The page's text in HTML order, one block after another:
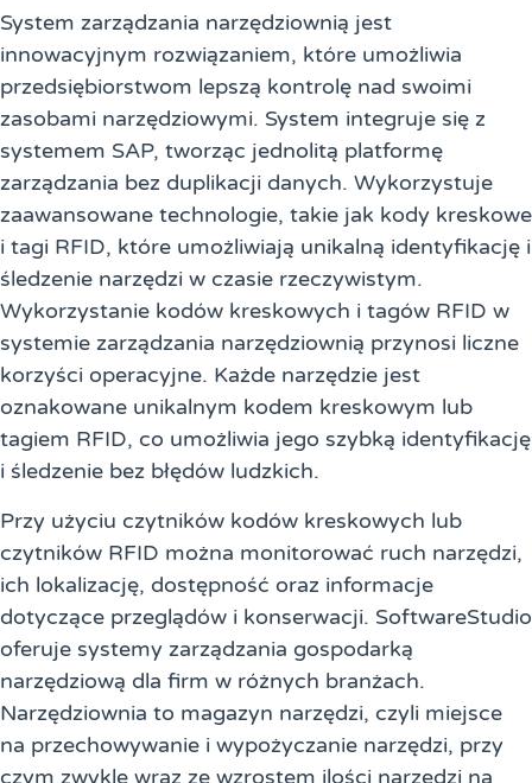
System zarządzania narzędziownią jest
innowacyjnym rozwiązaniem, które umożliwia
przedsiębiorstwom lepszą kontrolę nad swoimi
zasobami narzędziowymi. System integruje się z
systemem SAP, tworząc jednolitą platformę
zarządzania bez duplikacji danych. Wykorzystuje
zaawansowane technologie, takie jak kody kreskowe
i tagi RFID, które umożliwiają unikalną identyfikację i
śledzenie narzędzi w czasie rzeczywistym.
Wykorzystanie kodów kreskowych i tagów RFID w
systemie zarządzania narzędziownią przynosi liczne
korzyści operacyjne. Każde narzędzie jest
oznakowane unikalnym kodem kreskowym lub
tagiem RFID, co umożliwia jego szybką identyfikację
i śledzenie bez błędów ludzkich.
Przy użyciu czytników kodów kreskowych lub
czytników RFID można monitorować ruch narzędzi,
ich lokalizację, dostępność oraz informacje
dotyczące przeglądów i konserwacji. SoftwareStudio
oferuje systemy zarządzania gospodarką
narzędziową dla firm w różnych branżach.
Narzędziownia to magazyn narzędzi, czyli miejsce
na przechowywanie i wypożyczanie narzędzi, przy
czym zwykle wraz ze wzrostem ilości narzędzi na